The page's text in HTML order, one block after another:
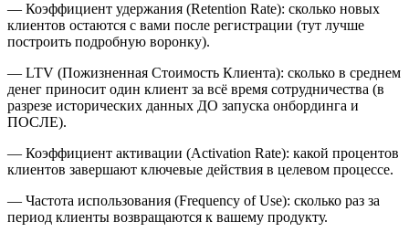
— Коэффициент удержания (Retention Rate): сколько новых
клиентов остаются с вами после регистрации (тут лучше
построить подробную воронку).
— LTV (Пожизненная Стоимость Клиента): сколько в среднем
денег приносит один клиент за всё время сотрудничества (в
разрезе исторических данных ДО запуска онбординга и
ПОСЛЕ).
— Коэффициент активации (Activation Rate): какой процентов
клиентов завершают ключевые действия в целевом процессе.
— Частота использования (Frequency of Use): сколько раз за
период клиенты возвращаются к вашему продукту.